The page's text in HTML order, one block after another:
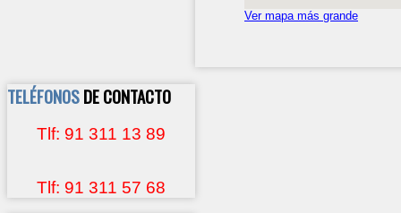
Ver mapa más grande
TELÉFONOSDE CONTACTO
Tlf: 91 311 13 89
Tlf: 91 311 57 68